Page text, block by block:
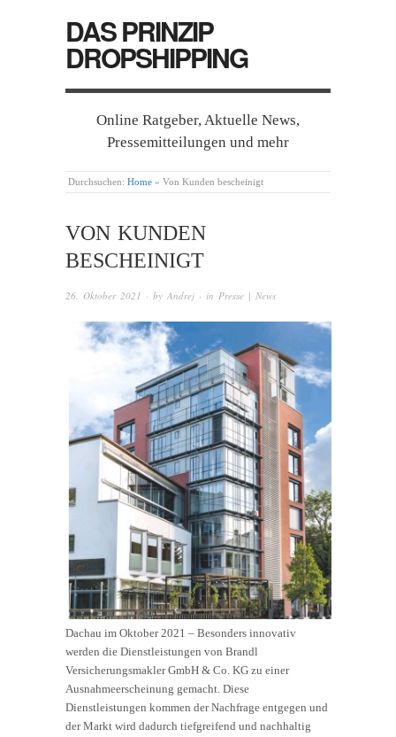
DAS PRINZIP
DROPSHIPPING
Online Ratgeber, Aktuelle News,
Pressemitteilungen und mehr
Durchsuchen: Home » Von Kunden bescheinigt
VON KUNDEN
BESCHEINIGT
26. Oktober 2021 · by Andrej · in Presse | News
Dachau im Oktober 2021 – Besonders innovativ
werden die Dienstleistungen von Brandl
Versicherungsmakler GmbH & Co. KG zu einer
Ausnahmeerscheinung gemacht. Diese
Dienstleistungen kommen der Nachfrage entgegen und
der Markt wird dadurch tiefgreifend und nachhaltig